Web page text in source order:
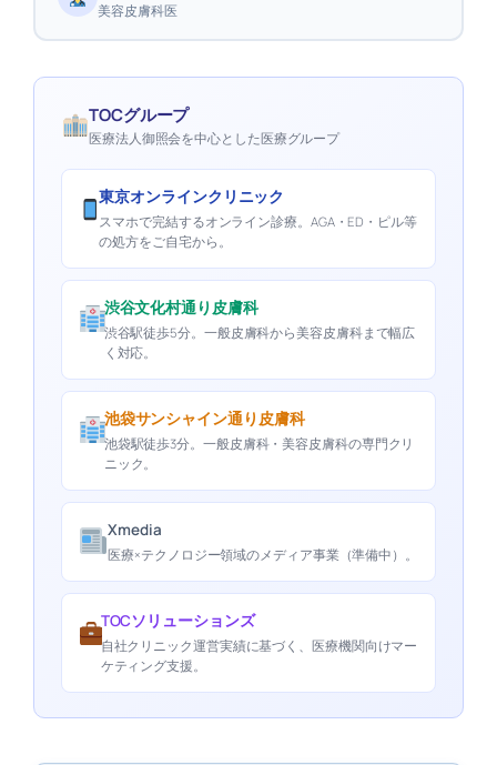
美容皮膚科医
TOCグループ
医療法人御照会を中心とした医療グループ
東京オンラインクリニック
スマホで完結するオンライン診療。AGA・ED・ピル等
の処方をご自宅から。
渋谷文化村通り皮膚科
渋谷駅徒歩5分。一般皮膚科から美容皮膚科まで幅広
く対応。
池袋サンシャイン通り皮膚科
池袋駅徒歩3分。一般皮膚科・美容皮膚科の専門クリ
ニック。
Xmedia
医療×テクノロジー領域のメディア事業（準備中）。
TOCソリューションズ
自社クリニック運営実績に基づく、医療機関向けマー
ケティング支援。